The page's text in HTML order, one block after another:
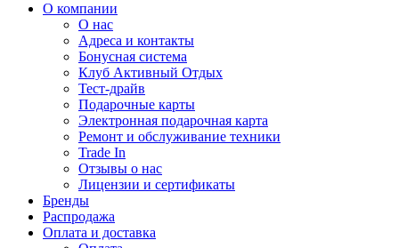
О компании
О нас
Адреса и контакты
Бонусная система
Клуб Активный Отдых
Тест-драйв
Подарочные карты
Электронная подарочная карта
Ремонт и обслуживание техники
Trade In
Отзывы о нас
Лицензии и сертификаты
Бренды
Распродажа
Оплата и доставка